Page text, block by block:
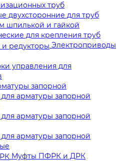
труб
двухсторонние для труб
шпилькой и гайкой
для крепления труб
Электроприводы
управления для
запорной
арматуры запорной
арматуры запорной
арматуры запорной
Муфты ПФРК и ДРК